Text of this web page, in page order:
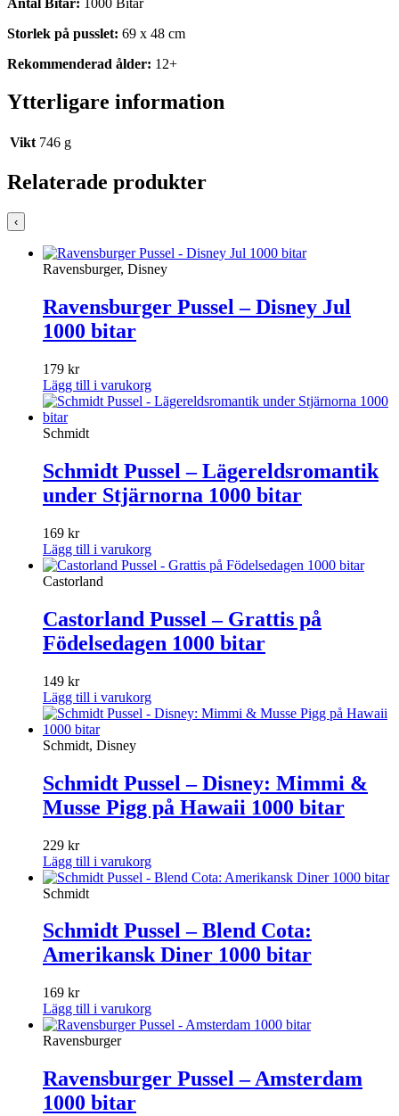
Storlek på pusslet: 69 x 48 cm
Rekommenderad ålder: 12+
Ytterligare information
Vikt 746 g
Relaterade produkter
‹
Ravensburger, Disney
Ravensburger Pussel – Disney Jul
1000 bitar
179 kr
Lägg till i varukorg
Schmidt
Schmidt Pussel – Lägereldsromantik
under Stjärnorna 1000 bitar
169 kr
Lägg till i varukorg
Castorland
Castorland Pussel – Grattis på
Födelsedagen 1000 bitar
149 kr
Lägg till i varukorg
Schmidt, Disney
Schmidt Pussel – Disney: Mimmi &
Musse Pigg på Hawaii 1000 bitar
229 kr
Lägg till i varukorg
Schmidt
Schmidt Pussel – Blend Cota:
Amerikansk Diner 1000 bitar
169 kr
Lägg till i varukorg
Ravensburger
Ravensburger Pussel – Amsterdam
1000 bitar